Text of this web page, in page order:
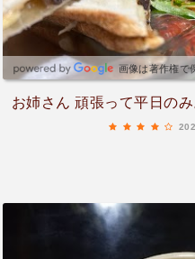
画像は著作権で
お姉さん 頑張って平日のみ